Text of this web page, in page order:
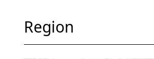
Region